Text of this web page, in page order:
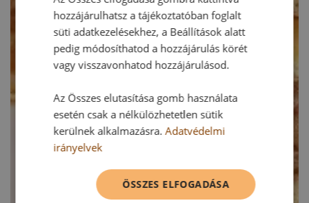
hozzájárulhatsz a tájékoztatóban foglalt
süti adatkezelésekhez, a Beállítások alatt
pedig módosíthatod a hozzájárulás körét
vagy visszavonhatod hozzájárulásod.
Az Összes elutasítása gomb használata
esetén csak a nélkülözhetetlen sütik
kerülnek alkalmazásra.Adatvédelmi
irányelvek
ÖSSZES ELFOGADÁSA